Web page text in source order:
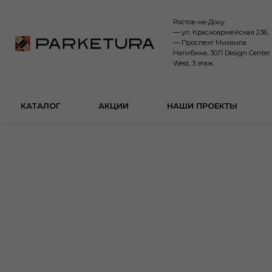
Ростов-на-Дону
— ул. Красноармейская 236,
— Проспект Михаила
Нагибина, 30Л Design Center
West, 3 этаж.
АКЦИИ НАШИ ПРОЕКТЫ
КАТАЛОГ